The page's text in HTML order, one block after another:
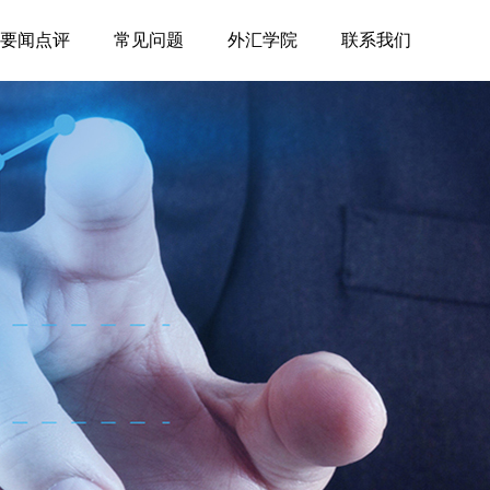
要闻点评 常见问题 外汇学院 联系我们